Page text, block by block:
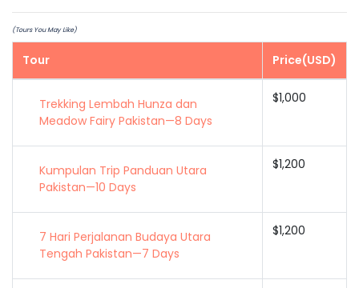
(Tours You May Like)
Tour Price(USD)
Trekking Lembah Hunza dan
Meadow Fairy Pakistan—8 Days
$1,000
Kumpulan Trip Panduan Utara
Pakistan—10 Days
$1,200
7 Hari Perjalanan Budaya Utara
Tengah Pakistan—7 Days
$1,200